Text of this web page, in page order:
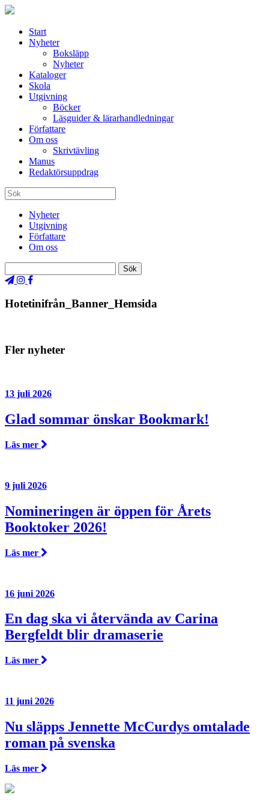
Start
Nyheter
Boksläpp
Nyheter
Kataloger
Skola
Utgivning
Böcker
Läsguider & lärarhandledningar
Författare
Om oss
Skrivtävling
Manus
Redaktörsuppdrag
Nyheter
Utgivning
Författare
Om oss
Hotetinifrån_Banner_Hemsida
Fler nyheter
13 juli 2026
Glad sommar önskar Bookmark!
Läs mer
9 juli 2026
Nomineringen är öppen för Årets
Booktoker 2026!
Läs mer
16 juni 2026
En dag ska vi återvända av Carina
Bergfeldt blir dramaserie
Läs mer
11 juni 2026
Nu släpps Jennette McCurdys omtalade
roman på svenska
Läs mer